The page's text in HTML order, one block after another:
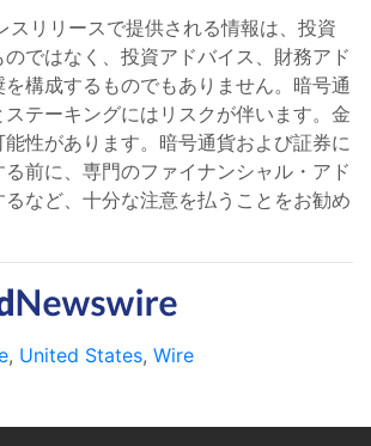
スリリースで提供される情報は、投資
ではなく、投資アドバイス、財務アド
構成するものでもありません。暗号通
テーキングにはリスクが伴います。金
性があります。暗号通貨および証券に
前に、専門のファイナンシャル・アド
など、十分な注意を払うことをお勧め
, United States, Wire